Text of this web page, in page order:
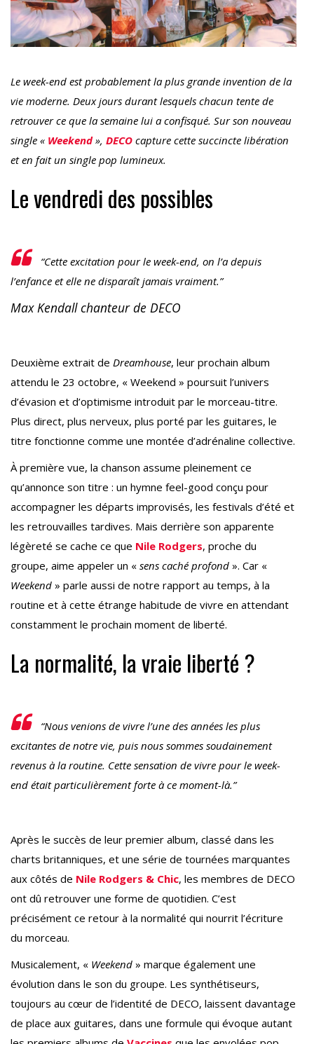
Le week-end est probablement la plus grande invention de la
vie moderne. Deux jours durant lesquels chacun tente de
retrouver ce que la semaine lui a confisqué. Sur son nouveau
single « Weekend », DECO capture cette succincte libération
et en fait un single pop lumineux.
Le vendredi des possibles
“Cette excitation pour le week-end, on l’a depuis
l’enfance et elle ne disparaît jamais vraiment.”
Max Kendall chanteur de DECO
Deuxième extrait de Dreamhouse, leur prochain album
attendu le 23 octobre, « Weekend » poursuit l’univers
d’évasion et d’optimisme introduit par le morceau-titre.
Plus direct, plus nerveux, plus porté par les guitares, le
titre fonctionne comme une montée d’adrénaline collective.
À première vue, la chanson assume pleinement ce
qu’annonce son titre : un hymne feel-good conçu pour
accompagner les départs improvisés, les festivals d’été et
les retrouvailles tardives. Mais derrière son apparente
légèreté se cache ce que Nile Rodgers, proche du
groupe, aime appeler un « sens caché profond ». Car «
Weekend » parle aussi de notre rapport au temps, à la
routine et à cette étrange habitude de vivre en attendant
constamment le prochain moment de liberté.
La normalité, la vraie liberté ?
“Nous venions de vivre l’une des années les plus
excitantes de notre vie, puis nous sommes soudainement
revenus à la routine. Cette sensation de vivre pour le week-
end était particulièrement forte à ce moment-là.”
Après le succès de leur premier album, classé dans les
charts britanniques, et une série de tournées marquantes
aux côtés de Nile Rodgers & Chic, les membres de DECO
ont dû retrouver une forme de quotidien. C’est
précisément ce retour à la normalité qui nourrit l’écriture
du morceau.
Musicalement, « Weekend » marque également une
évolution dans le son du groupe. Les synthétiseurs,
toujours au cœur de l’identité de DECO, laissent davantage
de place aux guitares, dans une formule qui évoque autant